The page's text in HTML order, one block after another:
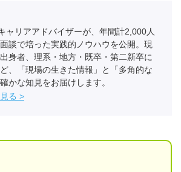
ャリアアドバイザーが、年間計2,000人
談で培った実践的ノウハウを公開。現
身者、理系・地方・既卒・第二新卒に
、「現場の生きた情報」と「多角的な
かな知見をお届けします。
る